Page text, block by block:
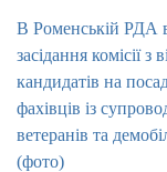
Навігація
записів
В Роменській РДА
засідання комісії з
кандидатів на
фахівців із
ветеранів та
(фото)